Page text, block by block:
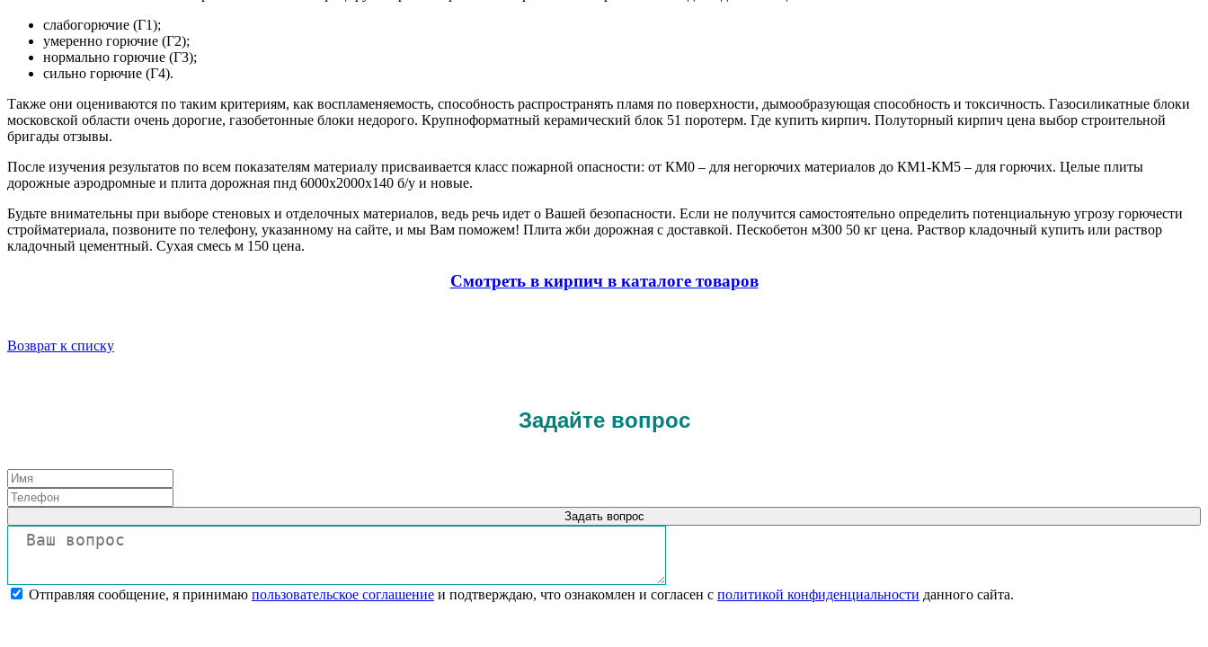
слабогорючие (Г1);
умеренно горючие (Г2);
нормально горючие (Г3);
сильно горючие (Г4).
Также они оцениваются по таким критериям, как воспламеняемость, способность распространять пламя по поверхности, дымообразующая способность и токсичность. Газосиликатные блоки
московской области очень дорогие, газобетонные блоки недорого. Крупноформатный керамический блок 51 поротерм. Где купить кирпич. Полуторный кирпич цена выбор строительной
бригады отзывы.
После изучения результатов по всем показателям материалу присваивается класс пожарной опасности: от КМ0 – для негорючих материалов до КМ1-КМ5 – для горючих. Целые плиты
дорожные аэродромные и плита дорожная пнд 6000х2000х140 б/у и новые.
Будьте внимательны при выборе стеновых и отделочных материалов, ведь речь идет о Вашей безопасности. Если не получится самостоятельно определить потенциальную угрозу горючести
стройматериала, позвоните по телефону, указанному на сайте, и мы Вам поможем! Плита жби дорожная с доставкой. Пескобетон м300 50 кг цена. Раствор кладочный купить или раствор
кладочный цементный. Сухая смесь м 150 цена.
Смотреть в кирпич в каталоге товаров
Возврат к списку
Задайте вопрос
Задать вопрос
Отправляя сообщение, я принимаю пользовательское соглашение и подтверждаю, что ознакомлен и согласен с политикой конфиденциальности данного сайта.